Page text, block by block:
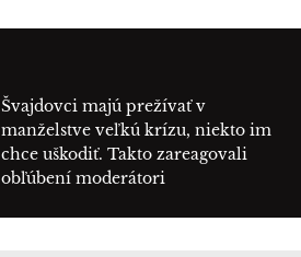
Švajdovci majú prežívať v
manželstve veľkú krízu, niekto im
chce uškodiť. Takto zareagovali
obľúbení moderátori